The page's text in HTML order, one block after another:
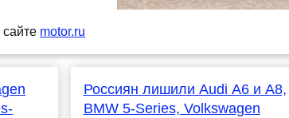
motor.ru
Россиян лишили Audi A6 и A8,
BMW 5-Series, Volkswagen